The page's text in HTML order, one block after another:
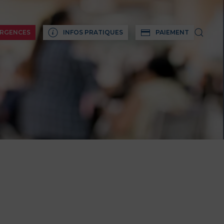
INFOS PRATIQUES PAIEMENT